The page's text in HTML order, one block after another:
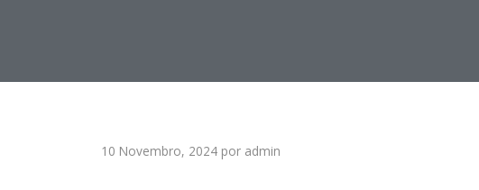
10 Novembro, 2024 por admin